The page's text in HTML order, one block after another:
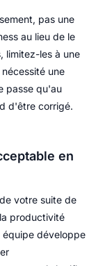
pas une
au lieu de le
limitez-les à une
une
passe qu'au
d'être corrigé.
en
votre suite de
productivité
développe